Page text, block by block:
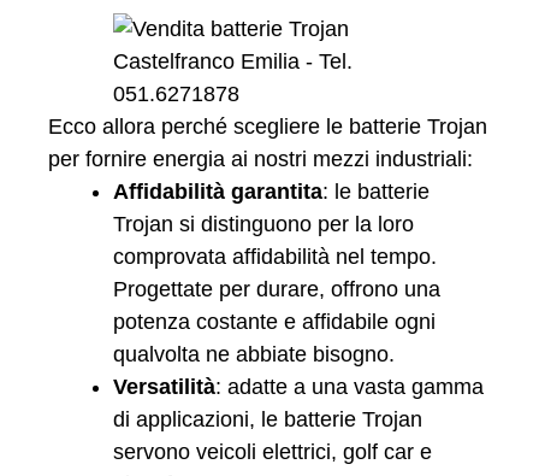
Ecco allora perché scegliere le batterie Trojan
per fornire energia ai nostri mezzi industriali:
Affidabilità garantita: le batterie
Trojan si distinguono per la loro
comprovata affidabilità nel tempo.
Progettate per durare, offrono una
potenza costante e affidabile ogni
qualvolta ne abbiate bisogno.
Versatilità: adatte a una vasta gamma
di applicazioni, le batterie Trojan
servono veicoli elettrici, golf car e